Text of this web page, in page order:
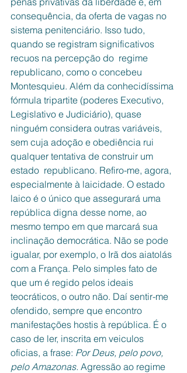
consequência, da oferta de vagas no
sistema penitenciário. Isso tudo,
quando se registram significativos
recuos na percepção do  regime
republicano, como o concebeu
Montesquieu. Além da conhecidíssima
fórmula tripartite (poderes Executivo,
Legislativo e Judiciário), quase
ninguém considera outras variáveis,
sem cuja adoção e obediência rui
qualquer tentativa de construir um
estado  republicano. Refiro-me, agora,
especialmente à laicidade. O estado
laico é o único que assegurará uma
república digna desse nome, ao
mesmo tempo em que marcará sua
inclinação democrática. Não se pode
igualar, por exemplo, o Irã dos aiatolás
com a França. Pelo simples fato de
que um é regido pelos ideais
teocráticos, o outro não. Daí sentir-me
ofendido, sempre que encontro
manifestações hostis à república. É o
caso de ler, inscrita em veiculos
oficias, a frase: Por Deus, pelo povo,
pelo Amazonas. Agressão ao regime